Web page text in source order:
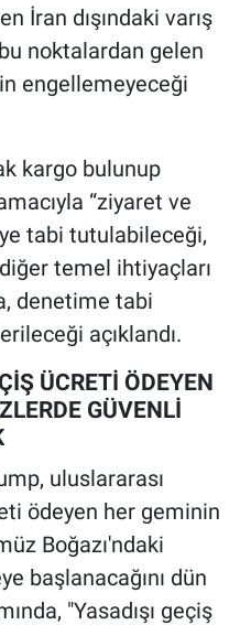
İran dışındaki varış
noktalardan gelen
engellemeyeceği
kargo bulunup
“ziyaret ve
tabi tutulabileceği,
temel ihtiyaçları
denetime tabi
açıklandı.
ÜCRETİ ÖDEYEN
GÜVENLİ
uluslararası
ödeyen her geminin
Boğazı'ndaki
başlanacağını dün
"Yasadışı geçiş